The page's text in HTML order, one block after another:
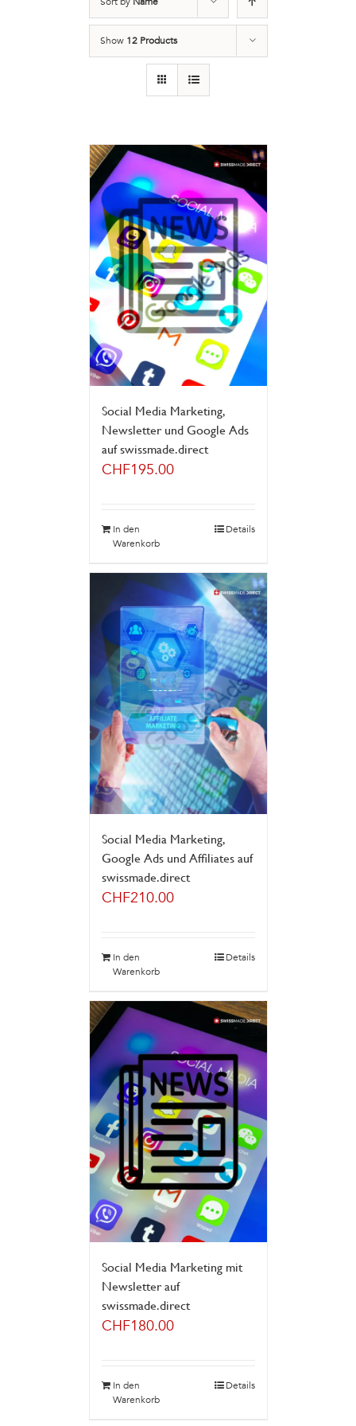
Show 12 Products
Social Media Marketing,
Newsletter und Google Ads
auf swissmade.direct
CHF195.00
In den
Warenkorb
Details
Social Media Marketing,
Google Ads und Affiliates auf
swissmade.direct
CHF210.00
In den
Warenkorb
Details
Social Media Marketing mit
Newsletter auf
swissmade.direct
CHF180.00
In den
Warenkorb
Details